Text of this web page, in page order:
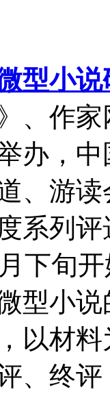
型小说
、作
办，中
、游
系列
下旬
型小
以材
、终